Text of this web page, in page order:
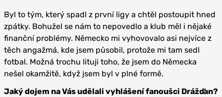
Byl to tým, který spadl z první ligy a chtěl postoupit hned
zpátky. Bohužel se nám to nepovedlo a klub měl i nějaké
finanční problémy. Německo mi vyhovovalo asi nejvíce z
těch angažmá, kde jsem působil, protože mi tam sedl
fotbal. Možná trochu lituji toho, že jsem do Německa
nešel okamžitě, když jsem byl v plné formě.
Jaký dojem na Vás udělali vyhlášení fanoušci Drážďan?